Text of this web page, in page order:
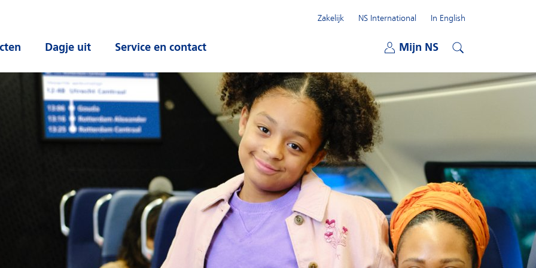
Dagje uit
Service en contact
Mijn NS
Zakelijk
NS International
In English